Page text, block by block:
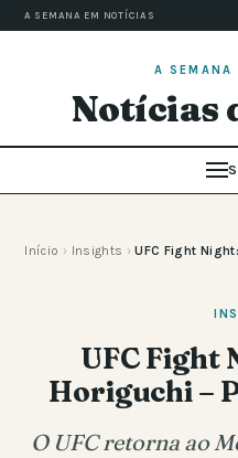
A SEMANA EM NOTÍCIAS
A SEMANA
Notícias
Início › Insights › UFC Fight
UFC Fight
Horiguchi –
O UFC retorna ao